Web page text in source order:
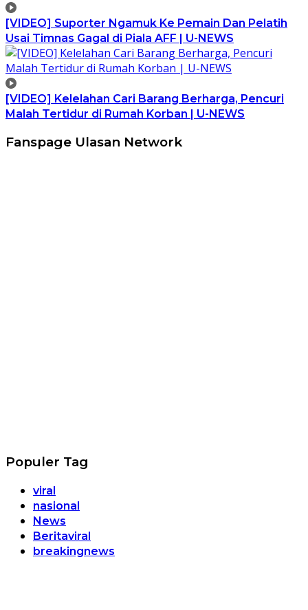
[VIDEO] Suporter Ngamuk Ke Pemain Dan Pelatih
Usai Timnas Gagal di Piala AFF | U-NEWS
[VIDEO] Kelelahan Cari Barang Berharga, Pencuri
Malah Tertidur di Rumah Korban | U-NEWS
Fanspage Ulasan Network
Populer Tag
viral
nasional
News
Beritaviral
breakingnews